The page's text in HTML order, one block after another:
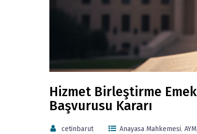
Hizmet Birleştirme
Başvurusu Kararı
cetinbarut Anayasa Mahkemesi, AYM